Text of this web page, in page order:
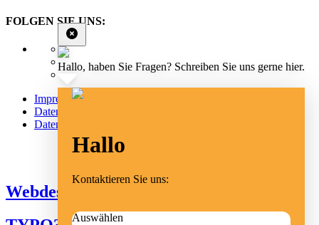
FOLGEN SIE UNS:
Impressum
Datenschutz
Datenschutz Social Media
Webdesign Emmendingen
Hallo, haben Sie Fragen? Schreiben Sie uns gerne hier.
Hallo
Kontaktieren Sie uns:
Auswählen